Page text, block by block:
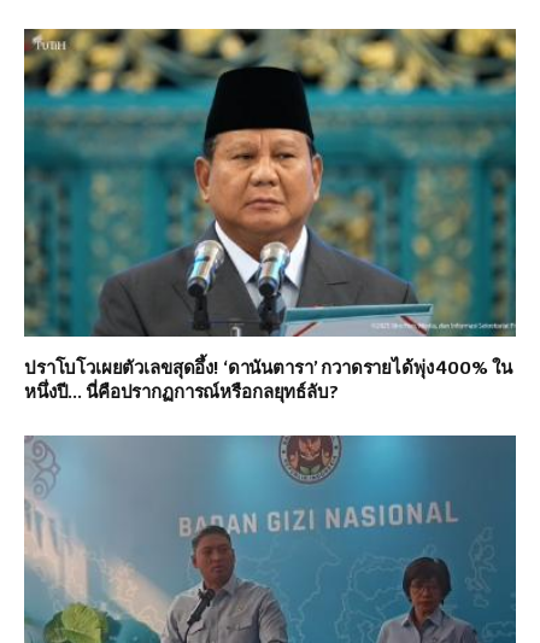
ปราโบโวเผยตัวเลขสุดอึ้ง! ‘ดานันตารา’ กวาดรายได้พุ่ง 400% ใน
หนึ่งปี… นี่คือปรากฏการณ์หรือกลยุทธ์ลับ?